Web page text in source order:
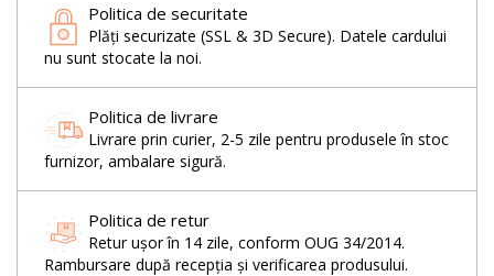
Politica de securitate
Plăți securizate (SSL & 3D Secure). Datele cardului
nu sunt stocate la noi.
Politica de livrare
Livrare prin curier, 2-5 zile pentru produsele în stoc
furnizor, ambalare sigură.
Politica de retur
Retur ușor în 14 zile, conform OUG 34/2014.
Rambursare după recepția și verificarea produsului.